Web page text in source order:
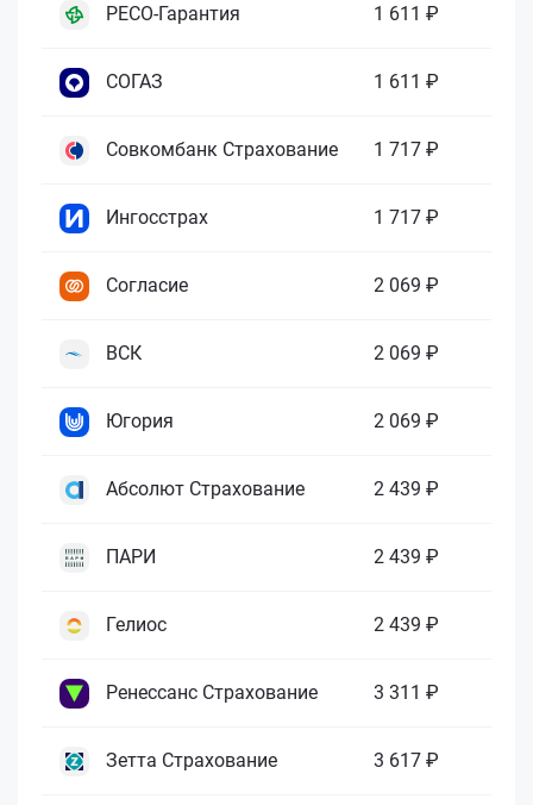
РЕСО-Гарантия 1 611 ₽
СОГАЗ 1 611 ₽
Совкомбанк Страхование 1 717 ₽
Ингосстрах 1 717 ₽
Согласие 2 069 ₽
ВСК 2 069 ₽
Югория 2 069 ₽
Абсолют Страхование 2 439 ₽
ПАРИ 2 439 ₽
Гелиос 2 439 ₽
Ренессанс Страхование 3 311 ₽
Зетта Страхование 3 617 ₽